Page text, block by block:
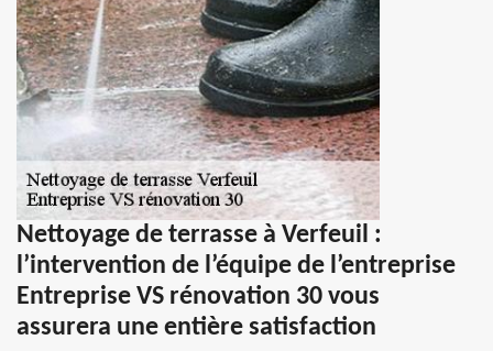
Nettoyage de terrasse à Verfeuil :
l’intervention de l’équipe de l’entreprise
Entreprise VS rénovation 30 vous
assurera une entière satisfaction